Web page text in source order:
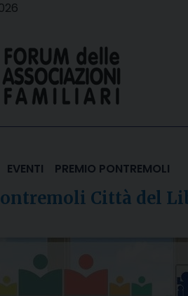
EVENTI PREMIO PONTREMOLI
Città del